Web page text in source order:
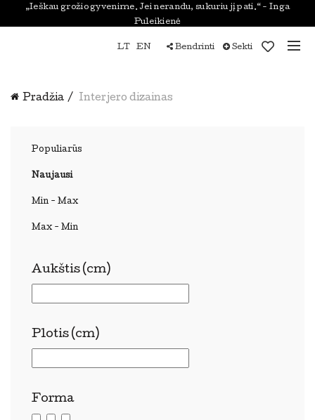
„Ieškau grožio gyvenime. Jei nerandu, sukuriu jį pati.“ - Inga
Puleikienė
LT EN Bendrinti Sekti
Pradžia Interjero dizainas
Populiarūs
Naujausi
Min - Max
Max - Min
Aukštis (cm)
Plotis (cm)
Forma